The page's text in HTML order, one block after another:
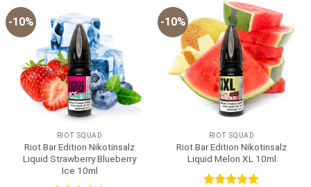
-10%
RIOT SQUAD
Riot Bar Edition Nikotinsalz
Liquid Strawberry Blueberry
Ice 10ml
-10%
RIOT SQUAD
Riot Bar Edition Nikotinsalz
Liquid Melon XL 10ml